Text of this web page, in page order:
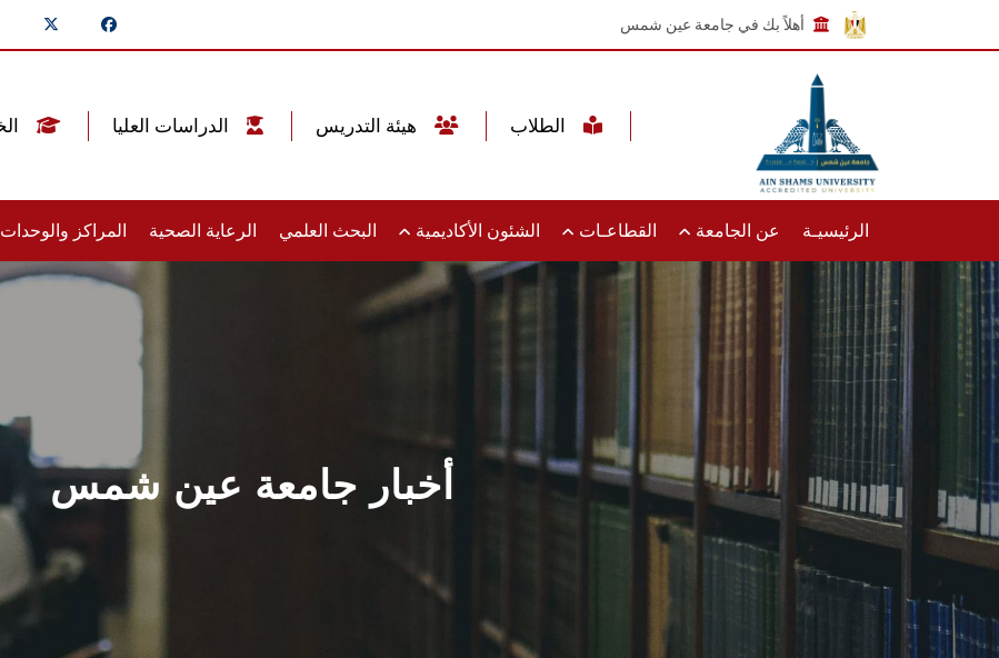
أهلاً بك في جامعة عين شمس
الرئيسيـة عن الجامعة القطاعـات الشئون الأكاديمية البحث العلمي الرعاية الصحية المراكز والوحدات
أخبار جامعة عين شمس